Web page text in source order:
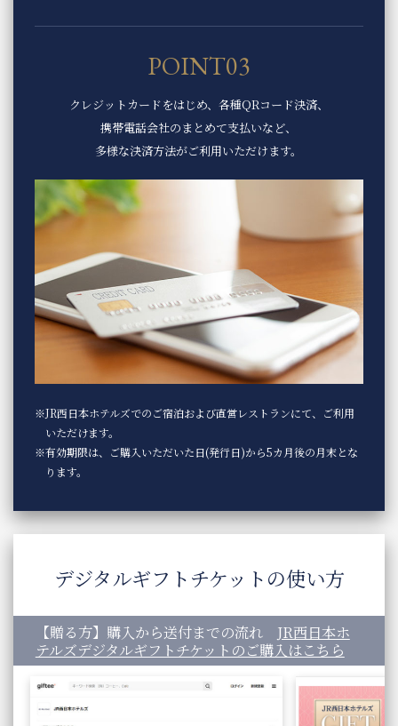
POINT03
クレジットカードをはじめ、 各種QRコード決済、
携帯電話会社のまとめて支払いなど、
多様な決済方法がご利用いただけます。
JR西日本ホテルズでのご宿泊および直営レストランにて、ご利用
いただけます。
有効期限は、ご購入いただいた日(発行日)から5カ月後の月末とな
ります。
デジタルギフトチケットの使い方
【贈る方】購入から送付までの流れ JR西日本ホ
テルズデジタルギフトチケットのご購入はこちら